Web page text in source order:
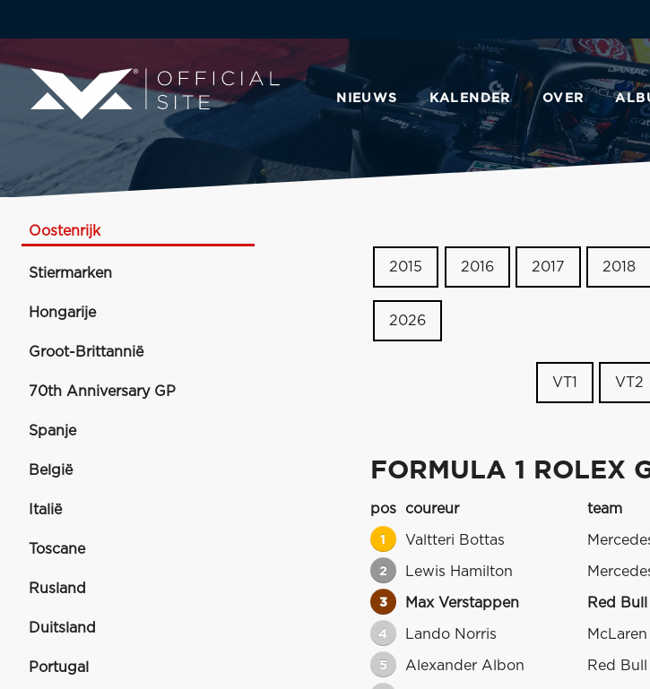
NIEUWS KALENDER OVER
Oostenrijk
Stiermarken
Hongarije
Groot-Brittannië
70th Anniversary GP
Spanje
België
Italië
Toscane
Rusland
Duitsland
Portugal
2015 2016 2017 2018
2026
VT1 VT2
FORMULA 1 ROLEX
pos coureur team
1 Valtteri Bottas
2 Lewis Hamilton
3 Max Verstappen Red
4 Lando Norris
5 Alexander Albon Red